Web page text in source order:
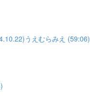
うえむらみえ (59:06)